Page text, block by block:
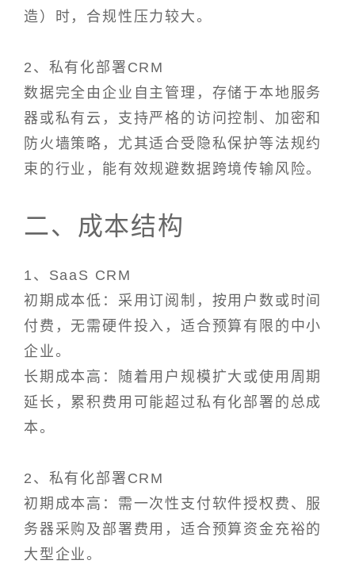
造）时，合规性压力较大。
2、私有化部署CRM
数据完全由企业自主管理，存储于本地服务
器或私有云，支持严格的访问控制、加密和
防火墙策略，尤其适合受隐私保护等法规约
束的行业，能有效规避数据跨境传输风险。
二、成本结构
1、SaaS CRM
初期成本低：采用订阅制，按用户数或时间
付费，无需硬件投入，适合预算有限的中小
企业。
长期成本高：随着用户规模扩大或使用周期
延长，累积费用可能超过私有化部署的总成
本。
2、私有化部署CRM
初期成本高：需一次性支付软件授权费、服
务器采购及部署费用，适合预算资金充裕的
大型企业。